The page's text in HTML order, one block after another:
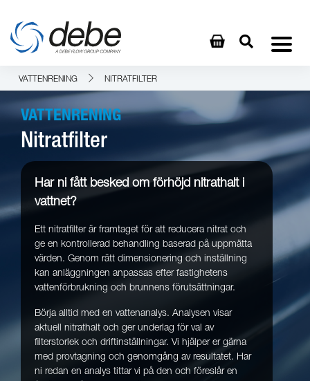
VATTENRENING NITRATFILTER
VATTENRENING
Nitratfilter
Har ni fått besked om förhöjd nitrathalt i
vattnet?
Ett nitratfilter är framtaget för att reducera nitrat och
ge en kontrollerad behandling baserad på uppmätta
värden. Genom rätt dimensionering och inställning
kan anläggningen anpassas efter fastighetens
vattenförbrukning och brunnens förutsättningar.
Börja alltid med en vattenanalys. Analysen visar
aktuell nitrathalt och ger underlag för val av
filterstorlek och driftinställningar. Vi hjälper er gärna
med provtagning och genomgång av resultatet. Har
ni redan en analys tittar vi på den och föreslår en